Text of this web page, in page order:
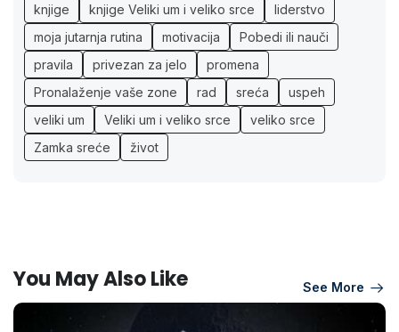
knjige
knjige Veliki um i veliko srce
liderstvo
moja jutarnja rutina
motivacija
Pobedi ili nauči
pravila
privezan za jelo
promena
Pronalaženje vaše zone
rad sreća
uspeh
veliki um
Veliki um i veliko srce
veliko srce
Zamka sreće
život
You May Also Like See More